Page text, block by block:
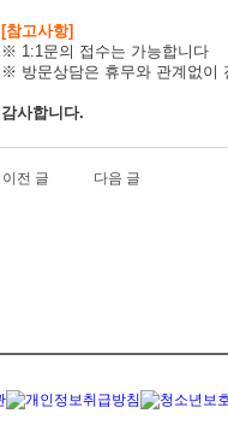
[참고사항]
※ 1:1문의 접수는 가능합니다
※ 방문상담은 휴무와 관계없이
감사합니다.
이전 글 다음 글